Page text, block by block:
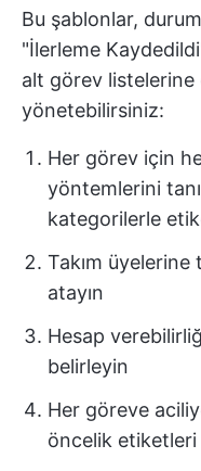
Bu şablonlar,
"İlerleme
alt görev listelerine
yönetebilirsiniz:
Her görev için
yöntemlerini
kategorilerle
Takım
atayın
Hesap
belirleyin
Her göreve
öncelik etiketleri